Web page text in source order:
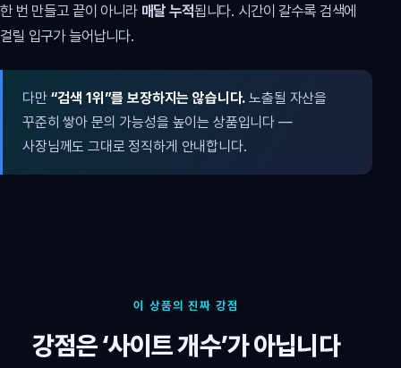
한 번 만들고 끝이 아니라 매달 누적됩니다. 시간이 갈수록 검색에
걸릴 입구가 늘어납니다.
다만 “검색 1위”를 보장하지는 않습니다. 노출될 자산을
꾸준히 쌓아 문의 가능성을 높이는 상품입니다 —
사장님께도 그대로 정직하게 안내합니다.
이 상품의 진짜 강점
강점은 ‘사이트 개수’가 아닙니다